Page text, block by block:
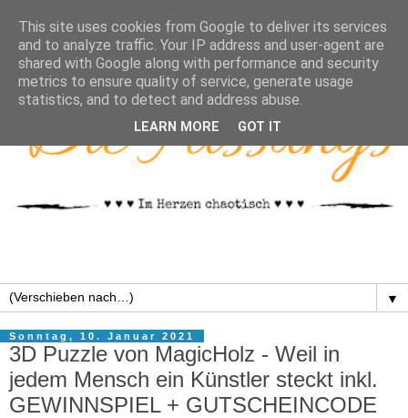
▼
Sonntag, 10. Januar 2021
3D Puzzle von MagicHolz - Weil in
jedem Mensch ein Künstler steckt inkl.
GEWINNSPIEL + GUTSCHEINCODE
This site uses cookies from Google to deliver its services
and to analyze traffic. Your IP address and user-agent are
shared with Google along with performance and security
metrics to ensure quality of service, generate usage
statistics, and to detect and address abuse.
LEARN MORE GOT IT